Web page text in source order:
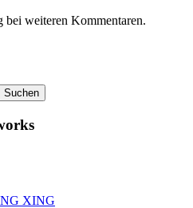
weiteren Kommentaren.
Suchen
XING